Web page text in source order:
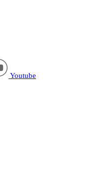
Youtube